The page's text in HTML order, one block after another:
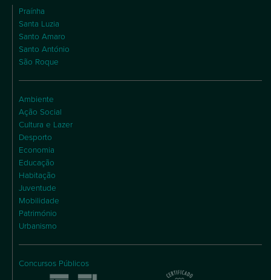
Praínha
Santa Luzia
Santo Amaro
Santo António
São Roque
Ambiente
Ação Social
Cultura e Lazer
Desporto
Economia
Educação
Habitação
Juventude
Mobilidade
Património
Urbanismo
Concursos Públicos